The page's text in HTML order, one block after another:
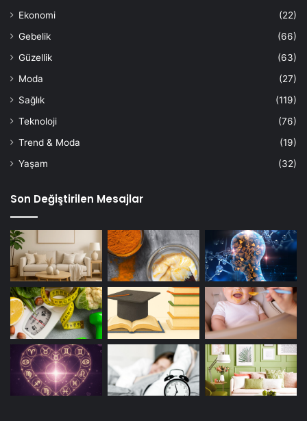
Ekonomi
(22)
Gebelik
(66)
Güzellik
(63)
Moda
(27)
Sağlık
(119)
Teknoloji
(76)
Trend & Moda
(19)
Yaşam
(32)
Son Değiştirilen Mesajlar